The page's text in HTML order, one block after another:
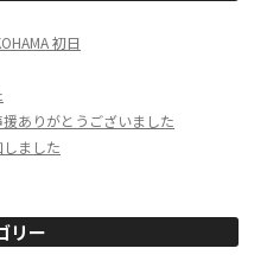
初日
ありがとうございました
ました
リー